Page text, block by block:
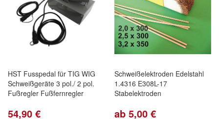
HST Fusspedal für TIG WIG
Schweißgeräte 3 pol./ 2 pol.
Fußregler Fußfernregler
54,90 €
Schweißelektroden Edelstahl
1.4316 E308L-17
Stabelektroden
ab 5,00 €